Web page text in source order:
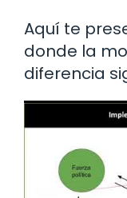
Aquí te
donde la
diferencia